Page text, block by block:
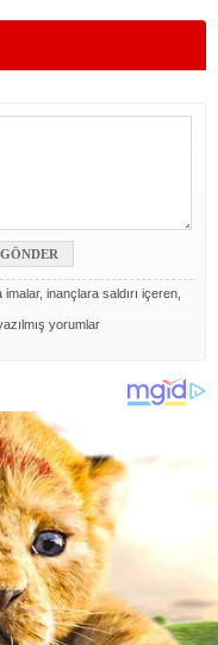
inançlara saldırı içeren,
yorumlar